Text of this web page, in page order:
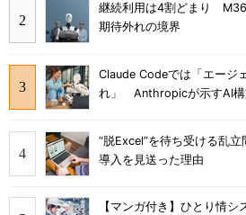
継続利用は4割どまり
期待外れの境界
Claude Codeでは「エージ
れ」 Anthropicが示すAI構
“脱Excel”を待ち受ける乱
導入を見送った理由
【マンガ付き】ひとり情シ